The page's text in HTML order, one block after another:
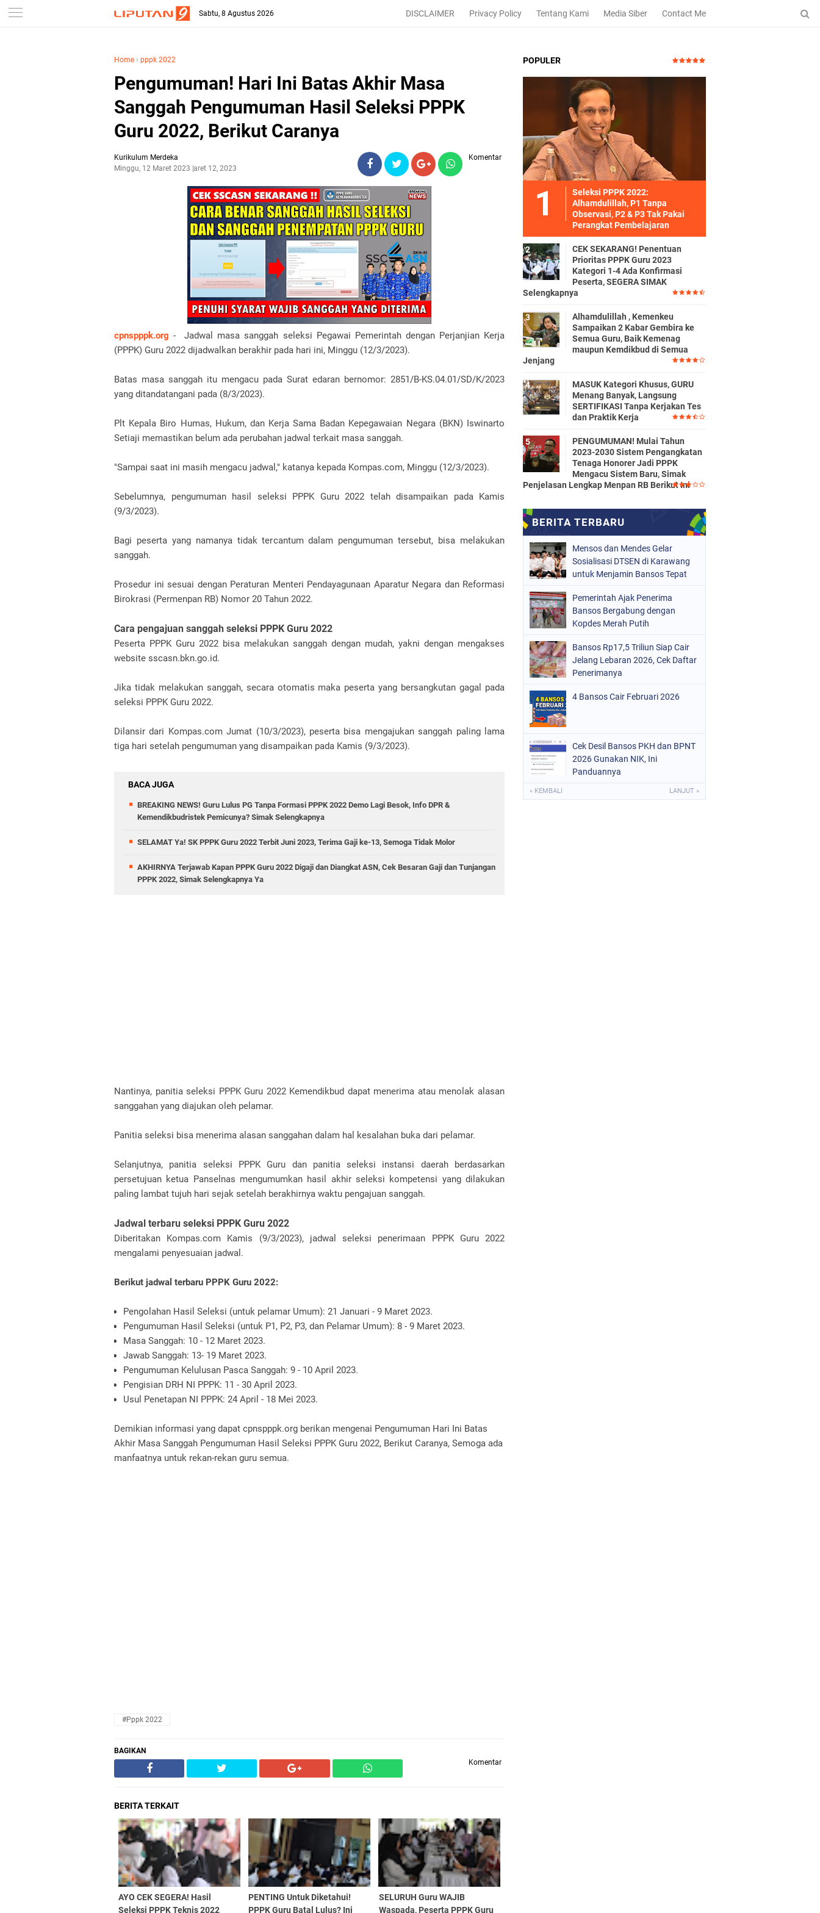
-->
Sabtu, 8 Agustus 2026 DISCLAIMER Privacy Policy Tentang Kami Media Siber Contact Me
Home › pppk 2022
Pengumuman! Hari Ini Batas Akhir Masa
Sanggah Pengumuman Hasil Seleksi PPPK
Guru 2022, Berikut Caranya
Kurikulum Merdeka
Minggu, 12 Maret 2023Maret 12, 2023
Komentar
cpnspppk.org - Jadwal masa sanggah seleksi Pegawai Pemerintah dengan Perjanjian Kerja
(PPPK) Guru 2022 dijadwalkan berakhir pada hari ini, Minggu (12/3/2023).
Batas masa sanggah itu mengacu pada Surat edaran bernomor: 2851/B-KS.04.01/SD/K/2023
yang ditandatangani pada (8/3/2023).
Plt Kepala Biro Humas, Hukum, dan Kerja Sama Badan Kepegawaian Negara (BKN) Iswinarto
Setiaji memastikan belum ada perubahan jadwal terkait masa sanggah.
"Sampai saat ini masih mengacu jadwal," katanya kepada Kompas.com, Minggu (12/3/2023).
Sebelumnya, pengumuman hasil seleksi PPPK Guru 2022 telah disampaikan pada Kamis
(9/3/2023).
Bagi peserta yang namanya tidak tercantum dalam pengumuman tersebut, bisa melakukan
sanggah.
Prosedur ini sesuai dengan Peraturan Menteri Pendayagunaan Aparatur Negara dan Reformasi
Birokrasi (Permenpan RB) Nomor 20 Tahun 2022.
Cara pengajuan sanggah seleksi PPPK Guru 2022
Peserta PPPK Guru 2022 bisa melakukan sanggah dengan mudah, yakni dengan mengakses
website sscasn.bkn.go.id.
Jika tidak melakukan sanggah, secara otomatis maka peserta yang bersangkutan gagal pada
seleksi PPPK Guru 2022.
Dilansir dari Kompas.com Jumat (10/3/2023), peserta bisa mengajukan sanggah paling lama
tiga hari setelah pengumuman yang disampaikan pada Kamis (9/3/2023).
BACA JUGA
BREAKING NEWS! Guru Lulus PG Tanpa Formasi PPPK 2022 Demo Lagi Besok, Info DPR &
Kemendikbudristek Pemicunya? Simak Selengkapnya
SELAMAT Ya! SK PPPK Guru 2022 Terbit Juni 2023, Terima Gaji ke-13, Semoga Tidak Molor
AKHIRNYA Terjawab Kapan PPPK Guru 2022 Digaji dan Diangkat ASN, Cek Besaran Gaji dan Tunjangan
PPPK 2022, Simak Selengkapnya Ya
Nantinya, panitia seleksi PPPK Guru 2022 Kemendikbud dapat menerima atau menolak alasan
sanggahan yang diajukan oleh pelamar.
Panitia seleksi bisa menerima alasan sanggahan dalam hal kesalahan buka dari pelamar.
Selanjutnya, panitia seleksi PPPK Guru dan panitia seleksi instansi daerah berdasarkan
persetujuan ketua Panselnas mengumumkan hasil akhir seleksi kompetensi yang dilakukan
paling lambat tujuh hari sejak setelah berakhirnya waktu pengajuan sanggah.
Jadwal terbaru seleksi PPPK Guru 2022
Diberitakan Kompas.com Kamis (9/3/2023), jadwal seleksi penerimaan PPPK Guru 2022
mengalami penyesuaian jadwal.
Berikut jadwal terbaru PPPK Guru 2022:
Pengolahan Hasil Seleksi (untuk pelamar Umum): 21 Januari - 9 Maret 2023.
Pengumuman Hasil Seleksi (untuk P1, P2, P3, dan Pelamar Umum): 8 - 9 Maret 2023.
Masa Sanggah: 10 - 12 Maret 2023.
Jawab Sanggah: 13- 19 Maret 2023.
Pengumuman Kelulusan Pasca Sanggah: 9 - 10 April 2023.
Pengisian DRH NI PPPK: 11 - 30 April 2023.
Usul Penetapan NI PPPK: 24 April - 18 Mei 2023.
Demikian informasi yang dapat cpnspppk.org berikan mengenai Pengumuman Hari Ini Batas
Akhir Masa Sanggah Pengumuman Hasil Seleksi PPPK Guru 2022, Berikut Caranya, Semoga ada
manfaatnya untuk rekan-rekan guru semua.
#pppk 2022
BAGIKAN
Komentar
BERITA TERKAIT
AYO CEK SEGERA! Hasil
Seleksi PPPK Teknis 2022
PENTING Untuk Diketahui!
PPPK Guru Batal Lulus? Ini
SELURUH Guru WAJIB
Waspada, Peserta PPPK Guru
POPULER
Seleksi PPPK 2022:
Alhamdulillah, P1 Tanpa
Observasi, P2 & P3 Tak Pakai
Perangkat Pembelajaran
CEK SEKARANG! Penentuan
Prioritas PPPK Guru 2023
Kategori 1-4 Ada Konfirmasi
Peserta, SEGERA SIMAK
Selengkapnya
Alhamdulillah , Kemenkeu
Sampaikan 2 Kabar Gembira ke
Semua Guru, Baik Kemenag
maupun Kemdikbud di Semua
Jenjang
MASUK Kategori Khusus, GURU
Menang Banyak, Langsung
SERTIFIKASI Tanpa Kerjakan Tes
dan Praktik Kerja
PENGUMUMAN! Mulai Tahun
2023-2030 Sistem Pengangkatan
Tenaga Honorer Jadi PPPK
Mengacu Sistem Baru, Simak
Penjelasan Lengkap Menpan RB Berikut Ini
Mensos dan Mendes Gelar
Sosialisasi DTSEN di Karawang
untuk Menjamin Bansos Tepat
Pemerintah Ajak Penerima
Bansos Bergabung dengan
Kopdes Merah Putih
Bansos Rp17,5 Triliun Siap Cair
Jelang Lebaran 2026, Cek Daftar
Penerimanya
4 Bansos Cair Februari 2026
Cek Desil Bansos PKH dan BPNT
2026 Gunakan NIK, Ini
Panduannya
« KEMBALI LANJUT »